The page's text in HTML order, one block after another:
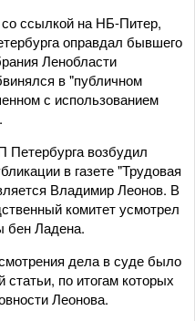
со ссылкой на НБ-Питер,
оправдал бывшего
Ленобласти
в "публичном
с использованием
Петербурга возбудил
в газете "Трудовая
Владимир Леонов. В
комитет усмотрел
бен Ладена.
дела в суде было
статьи, по итогам которых
Леонова.